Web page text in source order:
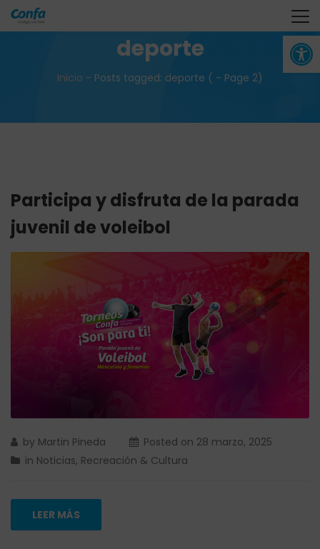
Abrir
deporte
Inicio - Posts tagged: deporte ( - Page 2)
Participa y disfruta de la parada
juvenil de voleibol
by Martin Pineda Posted on 28 marzo, 2025
in Noticias, Recreación & Cultura
LEER MÁS